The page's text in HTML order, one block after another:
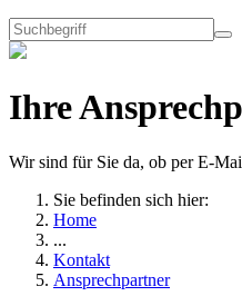
Ihre
Wir sind für Sie da, ob per E-
Sie befinden sich hier:
Home
...
Kontakt
Ansprechpartner